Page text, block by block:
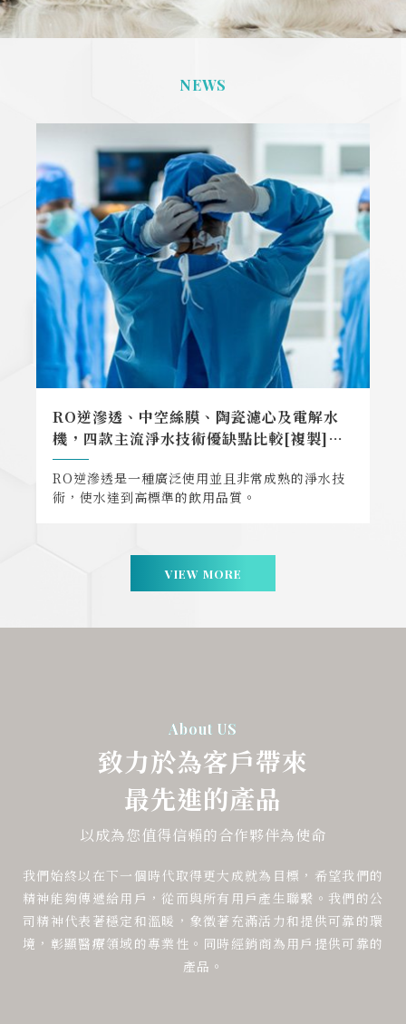
NEWS
RO逆滲透、中空絲膜、陶瓷濾心及電解水
機，四款主流淨水技術優缺點比較[複製]
[en]
RO逆滲透是一種廣泛使用並且非常成熟的淨水技
術，使水達到高標準的飲用品質。
VIEW MORE
About US
致力於為客戶帶來
最先進的產品
以成為您值得信賴的合作夥伴為使命
我們始終以在下一個時代取得更大成就為目標，希望我們的
精神能夠傳遞給用戶，從而與所有用戶產生聯繫。我們的公
司精神代表著穩定和溫暖，象徵著充滿活力和提供可靠的環
境，彰顯醫療領域的專業性。同時經銷商為用戶提供可靠的
產品。